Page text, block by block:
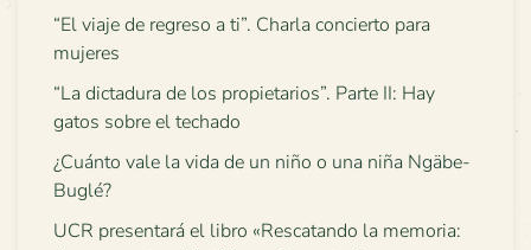
“El viaje de regreso a ti”. Charla concierto para
mujeres
“La dictadura de los propietarios”. Parte II: Hay
gatos sobre el techado
¿Cuánto vale la vida de un niño o una niña Ngäbe-
Buglé?
UCR presentará el libro «Rescatando la memoria: